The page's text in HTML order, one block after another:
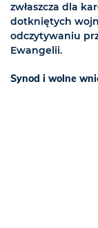
zwłaszcza dla
dotkniętych
odczytywaniu
Ewangelii.
Synod i wolne